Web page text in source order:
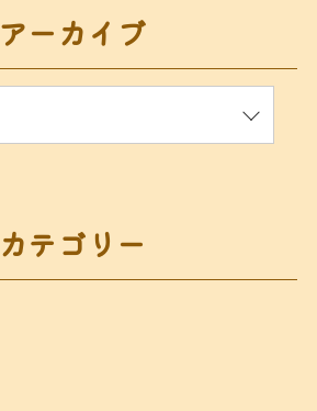
アーカイブ
カテゴリー